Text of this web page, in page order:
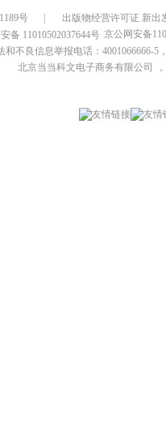
号
出版物经营许可证 新出
京公网安备
和不良信息举报电话：4001066666-5
北京当当科文电子商务有限公司